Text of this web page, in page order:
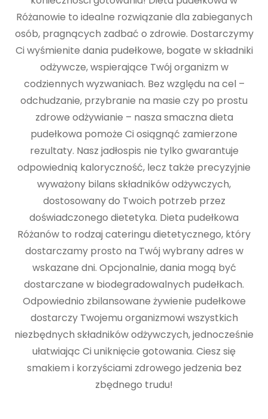
Różanowie to idealne rozwiązanie dla zabieganych
osób, pragnących zadbać o zdrowie. Dostarczymy
Ci wyśmienite dania pudełkowe, bogate w składniki
odżywcze, wspierające Twój organizm w
codziennych wyzwaniach. Bez względu na cel –
odchudzanie, przybranie na masie czy po prostu
zdrowe odżywianie – nasza smaczna dieta
pudełkowa pomoże Ci osiągnąć zamierzone
rezultaty. Nasz jadłospis nie tylko gwarantuje
odpowiednią kaloryczność, lecz także precyzyjnie
wyważony bilans składników odżywczych,
dostosowany do Twoich potrzeb przez
doświadczonego dietetyka. Dieta pudełkowa
Różanów to rodzaj cateringu dietetycznego, który
dostarczamy prosto na Twój wybrany adres w
wskazane dni. Opcjonalnie, dania mogą być
dostarczane w biodegradowalnych pudełkach.
Odpowiednio zbilansowane żywienie pudełkowe
dostarczy Twojemu organizmowi wszystkich
niezbędnych składników odżywczych, jednocześnie
ułatwiając Ci uniknięcie gotowania. Ciesz się
smakiem i korzyściami zdrowego jedzenia bez
zbędnego trudu!